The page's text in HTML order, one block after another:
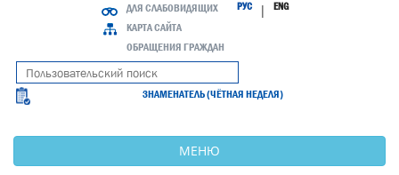
ДЛЯ СЛАБОВИДЯЩИХ
КАРТА САЙТА
ОБРАЩЕНИЯ ГРАЖДАН
РУС | ENG
ЗНАМЕНАТЕЛЬ (ЧЁТНАЯ НЕДЕЛЯ)
МЕНЮ